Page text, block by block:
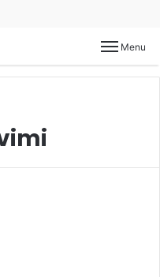
Menu